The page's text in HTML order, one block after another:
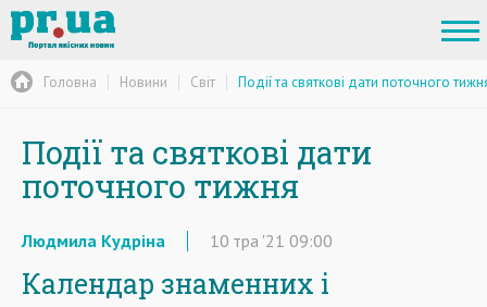
Головна Новини Світ Події та святкові дати поточного
Події та святкові дати
поточного тижня
Людмила Кудріна 10 тра '21 09:00
Календар знаменних і